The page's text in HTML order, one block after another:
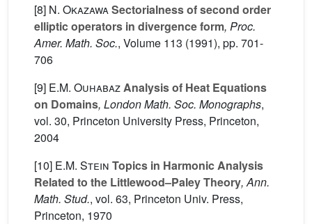
[8] N. OkazawaSectorialness of second order
elliptic operators in divergence form, Proc.
Amer. Math. Soc., Volume 113 (1991), pp. 701-
706
[9] E.M. OuhabazAnalysis of Heat Equations
on Domains, London Math. Soc. Monographs,
vol. 30, Princeton University Press, Princeton,
2004
[10] E.M. Stein Topics in Harmonic Analysis
Related to the Littlewood–Paley Theory, Ann.
Math. Stud., vol. 63, Princeton Univ. Press,
Princeton, 1970